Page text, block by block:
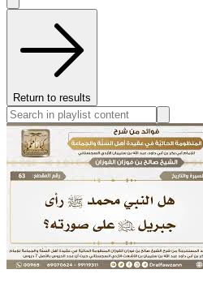
Return to results